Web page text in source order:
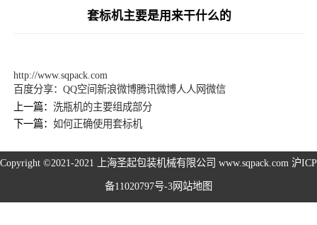
套标机主要是用来干什么的
http://www.sqpack.com
百度分享：QQ空间新浪微博腾讯微博人人网微信
上一篇：洗瓶机的主要组成部分
下一篇：如何正确使用套标机
Copyright ©2021-2021 上海圣起包装机械有限公司 www.sqpack.com 沪ICP
备11020797号-3网站地图
套标机系列
贴标机系列
旋盖机系列